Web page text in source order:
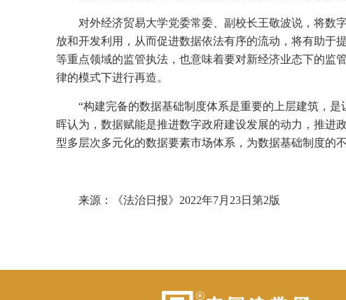
对外经济贸易大学党委常委、副校长王敬波说，将数
放和开发利用，从而促进数据依法有序的流动，将有助于
等重点领域的监管执法，也意味着要对新经济业态下的监
律的模式下进行再造。
“构建完备的数据基础制度体系是重要的上层建筑，
晖认为，数据赋能是推进数字政府建设发展的动力，推进
型多层次多元化的数据要素市场体系，为数据基础制度的
来源：《法治日报》 2022年7月 23日第2版